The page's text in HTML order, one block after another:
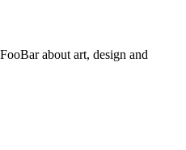
about art, design and